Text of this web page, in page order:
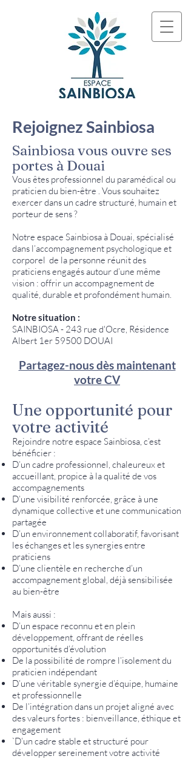
Rejoignez Sainbiosa
Sainbiosa vous ouvre ses
portes à Douai
Vous êtes professionnel du paramédical ou
praticien du bien-être . Vous souhaitez
exercer dans un cadre structuré, humain et
porteur de sens ?
Notre espace Sainbiosa à Douai, spécialisé
dans l’accompagnement psychologique et
corporel de la personne réunit des
praticiens engagés autour d’une même
vision : offrir un accompagnement de
qualité, durable et profondément humain.
Notre situation :
SAINBIOSA - 243 rue d'Ocre, Résidence
Albert 1er 59500 DOUAI
Partagez-nous dès maintenant
votre CV
Une opportunité pour
votre activité
Rejoindre notre espace Sainbiosa, c’est
bénéficier :​
D’un cadre professionnel, chaleureux et
accueillant, propice à la qualité de vos
accompagnements
D’une visibilité renforcée, grâce à une
dynamique collective et une communication
partagée
D’un environnement collaboratif, favorisant
les échanges et les synergies entre
praticiens
D’une clientèle en recherche d’un
accompagnement global, déjà sensibilisée
au bien-être
Mais aussi :
D’un espace reconnu et en plein
développement, offrant de réelles
opportunités d’évolution
De la possibilité de rompre l’isolement du
praticien indépendant
D’une véritable synergie d’équipe, humaine
et professionnelle
De l’intégration dans un projet aligné avec
des valeurs fortes : bienveillance, éthique et
engagement
`D’un cadre stable et structuré pour
développer sereinement votre activité